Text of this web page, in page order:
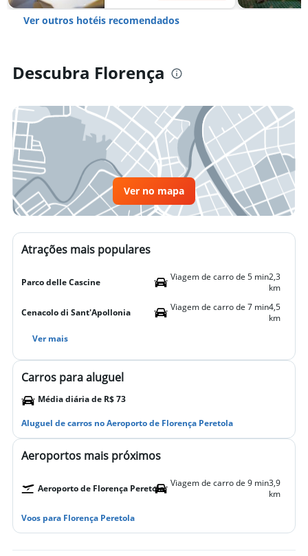
Ver outros hotéis recomendados
Descubra Florença
Ver no mapa
Atrações mais populares
Parco delle Cascine Viagem de carro de 5 min2,3
km
Cenacolo di Sant'Apollonia Viagem de carro de 7 min4,5
km
Ver mais
Carros para aluguel
Média diária de R$ 73
Aluguel de carros no Aeroporto de Florença Peretola
Aeroportos mais próximos
Aeroporto de Florença Peretola Viagem de carro de 9 min3,9
km
Voos para Florença Peretola